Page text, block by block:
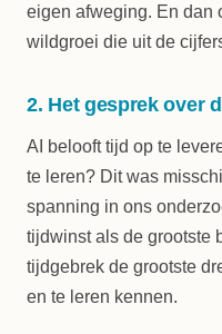
eigen afweging. En dan
wildgroei die uit de
2. Het gesprek over
AI belooft tijd op te
te leren? Dit was
spanning in ons
tijdwinst als de grootste
tijdgebrek de grootste
en te leren kennen.